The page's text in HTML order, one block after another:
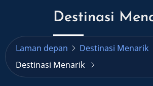
Destinasi
Laman depan
Destinasi Menarik
Destinasi Menarik